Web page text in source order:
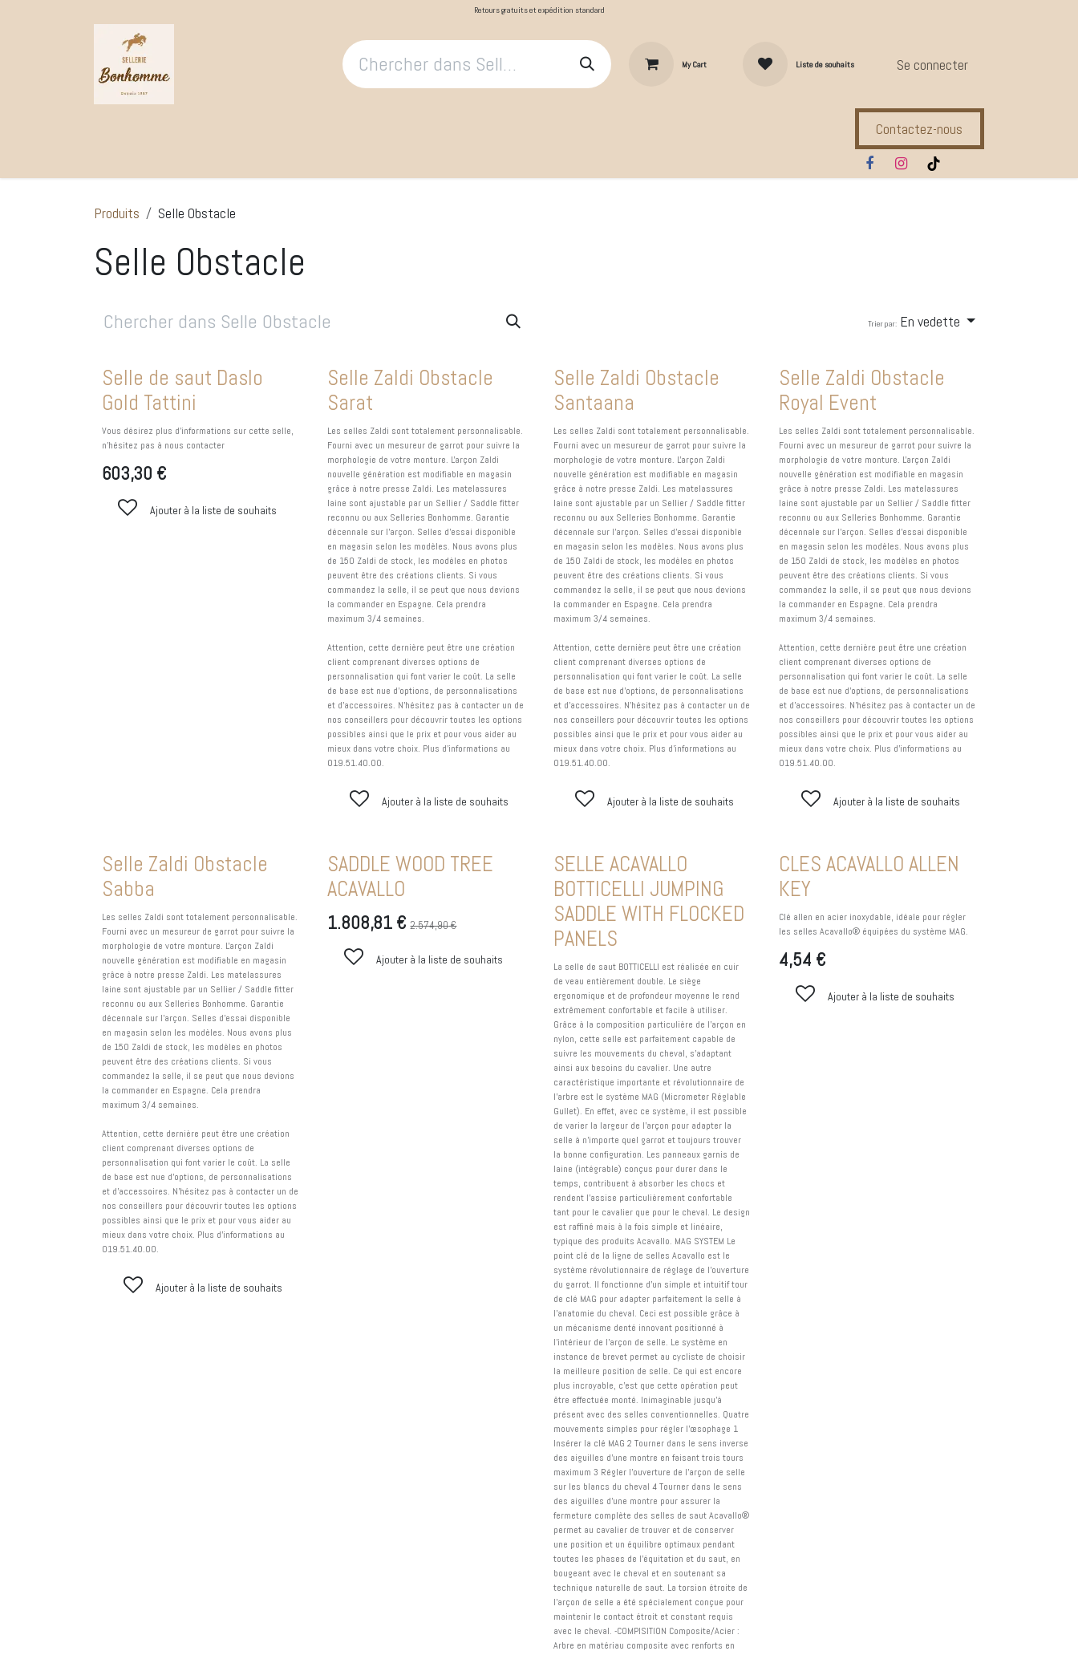
Retours gratuits et expédition standard
My Cart Liste de souhaits Se connecter
Compl. Alimentaires Ecuries
Contactez-nous
Produits Selle Obstacle
Selle Obstacle
Trier par: En vedette
Selle de saut Daslo
Gold Tattini
Vous désirez plus d'informations sur cette selle,
n'hésitez pas à nous contacter
603,30 €
Ajouter à la liste de souhaits
Selle Zaldi Obstacle
Sarat
Les selles Zaldi sont totalement personnalisable.
Fourni avec un mesureur de garrot pour suivre la
morphologie de votre monture. L'arçon Zaldi
nouvelle génération est modifiable en magasin
grâce à notre presse Zaldi. Les matelassures
laine sont ajustable par un Sellier / Saddle fitter
reconnu ou aux Selleries Bonhomme. Garantie
décennale sur l'arçon. Selles d'essai disponible
en magasin selon les modèles. Nous avons plus
de 150 Zaldi de stock, les modèles en photos
peuvent être des créations clients. Si vous
commandez la selle, il se peut que nous devions
la commander en Espagne. Cela prendra
maximum 3/4 semaines.
Attention, cette dernière peut être une création
client comprenant diverses options de
personnalisation qui font varier le coût. La selle
de base est nue d'options, de personnalisations
et d'accessoires. N'hésitez pas à contacter un de
nos conseillers pour découvrir toutes les options
possibles ainsi que le prix et pour vous aider au
mieux dans votre choix. Plus d'informations au
019.51.40.00.
Ajouter à la liste de souhaits
Selle Zaldi Obstacle
Santaana
Les selles Zaldi sont totalement personnalisable.
Fourni avec un mesureur de garrot pour suivre la
morphologie de votre monture. L'arçon Zaldi
nouvelle génération est modifiable en magasin
grâce à notre presse Zaldi. Les matelassures
laine sont ajustable par un Sellier / Saddle fitter
reconnu ou aux Selleries Bonhomme. Garantie
décennale sur l'arçon. Selles d'essai disponible
en magasin selon les modèles. Nous avons plus
de 150 Zaldi de stock, les modèles en photos
peuvent être des créations clients. Si vous
commandez la selle, il se peut que nous devions
la commander en Espagne. Cela prendra
maximum 3/4 semaines.
Attention, cette dernière peut être une création
client comprenant diverses options de
personnalisation qui font varier le coût. La selle
de base est nue d'options, de personnalisations
et d'accessoires. N'hésitez pas à contacter un de
nos conseillers pour découvrir toutes les options
possibles ainsi que le prix et pour vous aider au
mieux dans votre choix. Plus d'informations au
019.51.40.00.
Ajouter à la liste de souhaits
Selle Zaldi Obstacle
Royal Event
Les selles Zaldi sont totalement personnalisable.
Fourni avec un mesureur de garrot pour suivre la
morphologie de votre monture. L'arçon Zaldi
nouvelle génération est modifiable en magasin
grâce à notre presse Zaldi. Les matelassures
laine sont ajustable par un Sellier / Saddle fitter
reconnu ou aux Selleries Bonhomme. Garantie
décennale sur l'arçon. Selles d'essai disponible
en magasin selon les modèles. Nous avons plus
de 150 Zaldi de stock, les modèles en photos
peuvent être des créations clients. Si vous
commandez la selle, il se peut que nous devions
la commander en Espagne. Cela prendra
maximum 3/4 semaines.
Attention, cette dernière peut être une création
client comprenant diverses options de
personnalisation qui font varier le coût. La selle
de base est nue d'options, de personnalisations
et d'accessoires. N'hésitez pas à contacter un de
nos conseillers pour découvrir toutes les options
possibles ainsi que le prix et pour vous aider au
mieux dans votre choix. Plus d'informations au
019.51.40.00.
Ajouter à la liste de souhaits
Selle Zaldi Obstacle
Sabba
Les selles Zaldi sont totalement personnalisable.
Fourni avec un mesureur de garrot pour suivre la
morphologie de votre monture. L'arçon Zaldi
nouvelle génération est modifiable en magasin
grâce à notre presse Zaldi. Les matelassures
laine sont ajustable par un Sellier / Saddle fitter
reconnu ou aux Selleries Bonhomme. Garantie
décennale sur l'arçon. Selles d'essai disponible
en magasin selon les modèles. Nous avons plus
de 150 Zaldi de stock, les modèles en photos
peuvent être des créations clients. Si vous
commandez la selle, il se peut que nous devions
la commander en Espagne. Cela prendra
maximum 3/4 semaines.
Attention, cette dernière peut être une création
client comprenant diverses options de
personnalisation qui font varier le coût. La selle
de base est nue d'options, de personnalisations
et d'accessoires. N'hésitez pas à contacter un de
nos conseillers pour découvrir toutes les options
possibles ainsi que le prix et pour vous aider au
mieux dans votre choix. Plus d'informations au
019.51.40.00.
Ajouter à la liste de souhaits
SADDLE WOOD TREE
ACAVALLO
1.808,81 € 2.574,90€
Ajouter à la liste de souhaits
SELLE ACAVALLO
BOTTICELLI JUMPING
SADDLE WITH FLOCKED
PANELS
La selle de saut BOTTICELLI est réalisée en cuir
de veau entièrement double. Le siège
ergonomique et de profondeur moyenne le rend
extrêmement confortable et facile à utiliser.
Grâce à la composition particulière de l'arçon en
nylon, cette selle est parfaitement capable de
suivre les mouvements du cheval, s'adaptant
ainsi aux besoins du cavalier. Une autre
caractéristique importante et révolutionnaire de
l'arbre est le système MAG (Micrometer Réglable
Gullet). En effet, avec ce système, il est possible
de varier la largeur de l'arçon pour adapter la
selle à n'importe quel garrot et toujours trouver
la bonne configuration. Les panneaux garnis de
laine (intégrable) conçus pour durer dans le
temps, contribuent à absorber les chocs et
rendent l'assise particulièrement confortable
tant pour le cavalier que pour le cheval. Le design
est raffiné mais à la fois simple et linéaire,
typique des produits Acavallo. MAG SYSTEM Le
point clé de la ligne de selles Acavallo est le
système révolutionnaire de réglage de l'ouverture
du garrot. Il fonctionne d'un simple et intuitif tour
de clé MAG pour adapter parfaitement la selle à
l'anatomie du cheval. Ceci est possible grâce à
un mécanisme denté innovant positionné à
l'intérieur de l'arçon de selle. Le système en
instance de brevet permet au cycliste de choisir
la meilleure position de selle. Ce qui est encore
plus incroyable, c'est que cette opération peut
être effectuée monté. Inimaginable jusqu'à
présent avec des selles conventionnelles. Quatre
mouvements simples pour régler l'œsophage 1
Insérer la clé MAG 2 Tourner dans le sens inverse
des aiguilles d'une montre en faisant trois tours
maximum 3 Régler l'ouverture de l'arçon de selle
sur les blancs du cheval 4 Tourner dans le sens
des aiguilles d'une montre pour assurer la
fermeture complète des selles de saut Acavallo®
permet au cavalier de trouver et de conserver
une position et un équilibre optimaux pendant
toutes les phases de l'équitation et du saut, en
bougeant avec le cheval et en soutenant sa
technique naturelle de saut. La torsion étroite de
l'arçon de selle a été spécialement conçue pour
maintenir le contact étroit et constant requis
avec le cheval. -COMPISITION Composite/Acier :
Arbre en matériau composite avec renforts en
CLES ACAVALLO ALLEN
KEY
Clé allen en acier inoxydable, idéale pour régler
les selles Acavallo® équipées du système MAG.
4,54 €
Ajouter à la liste de souhaits